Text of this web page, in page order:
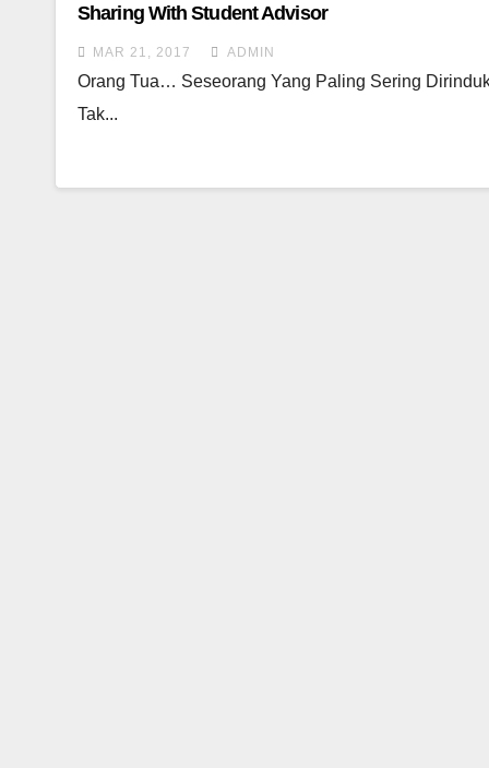
Sharing With Student Advisor
MAR 21, 2017 ADMIN
Orang Tua… Seseorang Yang Paling Sering
Tak...